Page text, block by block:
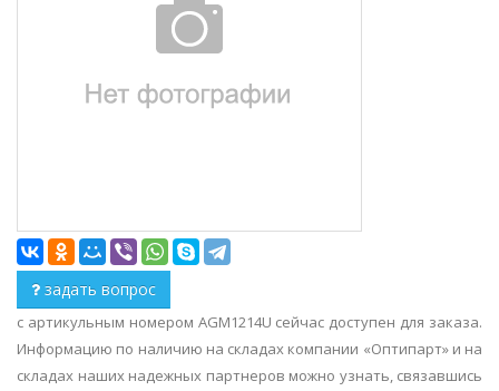
задать вопрос
с артикульным номером AGM1214U сейчас доступен для заказа.
Информацию по наличию на складах компании «Оптипарт» и на
складах наших надежных партнеров можно узнать, связавшись